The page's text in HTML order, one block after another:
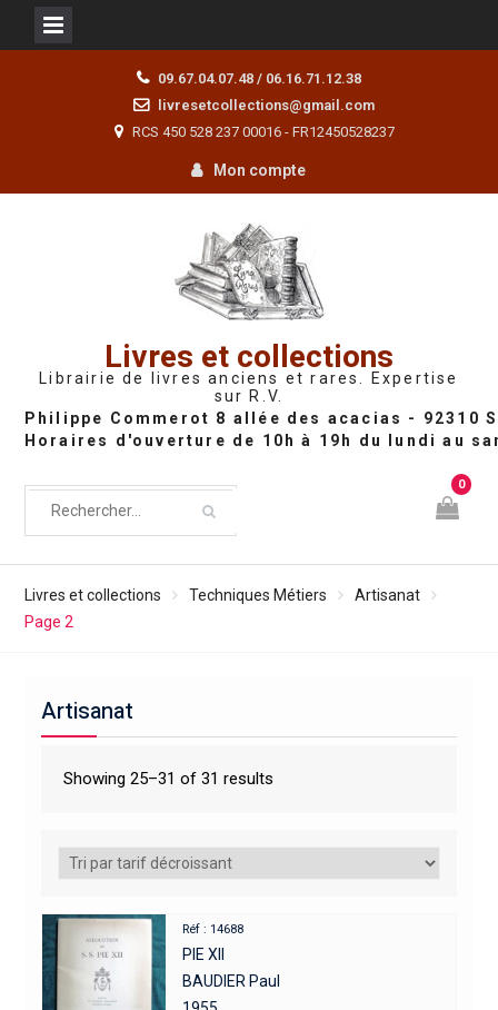
09.67.04.07.48 / 06.16.71.12.38
livresetcollections@gmail.com
RCS 450 528 237 00016 - FR12450528237
Mon compte
Livres et collections
Librairie de livres anciens et rares. Expertise
sur R.V.
0
Livres et collections Techniques Métiers
Artisanat
Page 2
Artisanat
Showing 25–31 of 31 results
Réf : 14688
PIE XII
BAUDIER Paul